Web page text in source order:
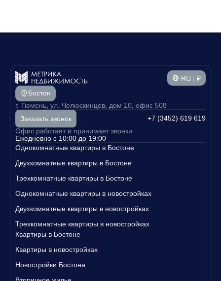
RU | ₽
Бостон
г. Тюмень, ул. Челюскинцев, дом 10, офис 508
Заказать звонок
+7 (3452) 619 619
Офис работает и принимает звонки
Ежедневно с 10:00 до 19:00
Однокомнатные квартиры в Бостоне
Двухкомнатные квартиры в Бостоне
Трехкомнатные квартиры в Бостоне
Однокомнатные квартиры в новостройках
Двухкомнатные квартиры в новостройках
Трехкомнатные квартиры в новостройках
Квартиры в Бостоне
Квартиры в новостройках
Новостройки Бостона